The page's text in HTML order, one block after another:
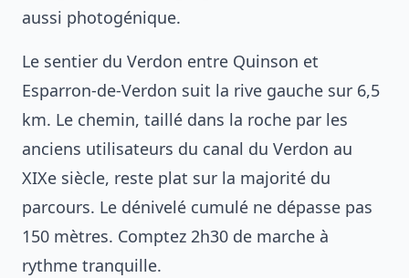
aussi photogénique.
Le sentier du Verdon entre Quinson et
Esparron-de-Verdon suit la rive gauche sur 6,5
km. Le chemin, taillé dans la roche par les
anciens utilisateurs du canal du Verdon au
XIXe siècle, reste plat sur la majorité du
parcours. Le dénivelé cumulé ne dépasse pas
150 mètres. Comptez 2h30 de marche à
rythme tranquille.